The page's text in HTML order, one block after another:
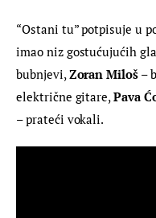
“Ostani tu” potpisuje u
imao niz gostućujućih
bubnjevi, Zoran Miloš –
električne gitare, Pava
– prateći vokali.